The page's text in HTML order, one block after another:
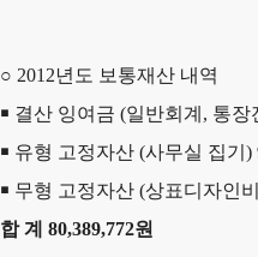
○ 2012년도 보통재산 내역
￭ 결산 잉여금 (일반회계, 통장
￭ 유형 고정자산 (사무실 집기)
￭ 무형 고정자산 (상표디자인
합 계 80,389,772원